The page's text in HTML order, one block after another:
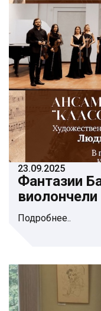
23.09.2025
Фантазии
виолончели
Подробнее..